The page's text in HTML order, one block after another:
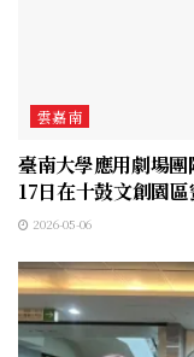
雲嘉南
臺南大學應用劇場
17日在十鼓文創園
2026-05-06